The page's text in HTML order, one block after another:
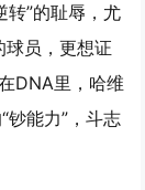
”的耻辱，尤
员，更想证
DNA里，哈维
钞能力”，斗志